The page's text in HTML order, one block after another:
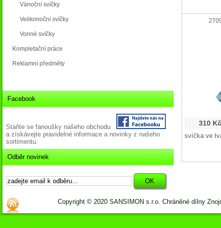
Vánoční svíčky
Velikonoční svíčky
Vonné svíčky
Kompletační práce
Reklamní předměty
Facebook
Staňte se fanoušky našeho obchodu
a získávejte pravidelné informace a novinky z našeho
sortimentu.
Odběr novinek
310
svíčka ve
Copyright © 2020 SANSIMON s.r.o. Chráněné dílny